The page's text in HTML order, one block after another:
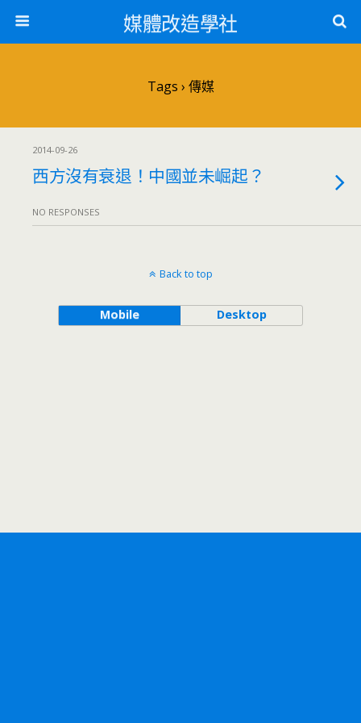
媒體改造學社
Tags › 傳媒
2014-09-26
西方沒有衰退！中國並未崛起？
NO RESPONSES
Back to top
Mobile Desktop